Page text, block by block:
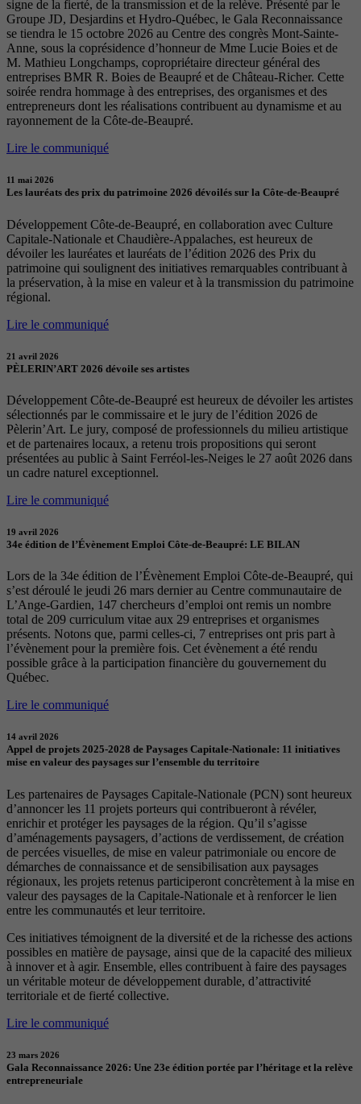
signe de la fierté, de la transmission et de la relève. Présenté par le
Groupe JD, Desjardins et Hydro-Québec, le Gala Reconnaissance
se tiendra le 15 octobre 2026 au Centre des congrès Mont-Sainte-
Anne, sous la coprésidence d’honneur de Mme Lucie Boies et de
M. Mathieu Longchamps, copropriétaire directeur général des
entreprises BMR R. Boies de Beaupré et de Château-Richer. Cette
soirée rendra hommage à des entreprises, des organismes et des
entrepreneurs dont les réalisations contribuent au dynamisme et au
rayonnement de la Côte-de-Beaupré.
Lire le communiqué
11 mai 2026
Les lauréats des prix du patrimoine 2026 dévoilés sur la Côte-de-Beaupré
Développement Côte-de-Beaupré, en collaboration avec Culture
Capitale-Nationale et Chaudière-Appalaches, est heureux de
dévoiler les lauréates et lauréats de l’édition 2026 des Prix du
patrimoine qui soulignent des initiatives remarquables contribuant à
la préservation, à la mise en valeur et à la transmission du patrimoine
régional.
Lire le communiqué
21 avril 2026
PÈLERIN’ART 2026 dévoile ses artistes
Développement Côte-de-Beaupré est heureux de dévoiler les artistes
sélectionnés par le commissaire et le jury de l’édition 2026 de
Pèlerin’Art. Le jury, composé de professionnels du milieu artistique
et de partenaires locaux, a retenu trois propositions qui seront
présentées au public à Saint Ferréol-les-Neiges le 27 août 2026 dans
un cadre naturel exceptionnel.
Lire le communiqué
19 avril 2026
34e édition de l’Évènement Emploi Côte-de-Beaupré: LE BILAN
Lors de la 34e édition de l’Évènement Emploi Côte-de-Beaupré, qui
s’est déroulé le jeudi 26 mars dernier au Centre communautaire de
L’Ange-Gardien, 147 chercheurs d’emploi ont remis un nombre
total de 209 curriculum vitae aux 29 entreprises et organismes
présents. Notons que, parmi celles-ci, 7 entreprises ont pris part à
l’évènement pour la première fois. Cet évènement a été rendu
possible grâce à la participation financière du gouvernement du
Québec.
Lire le communiqué
14 avril 2026
Appel de projets 2025-2028 de Paysages Capitale-Nationale: 11 initiatives
mise en valeur des paysages sur l’ensemble du territoire
Les partenaires de Paysages Capitale-Nationale (PCN) sont heureux
d’annoncer les 11 projets porteurs qui contribueront à révéler,
enrichir et protéger les paysages de la région. Qu’il s’agisse
d’aménagements paysagers, d’actions de verdissement, de création
de percées visuelles, de mise en valeur patrimoniale ou encore de
démarches de connaissance et de sensibilisation aux paysages
régionaux, les projets retenus participeront concrètement à la mise en
valeur des paysages de la Capitale-Nationale et à renforcer le lien
entre les communautés et leur territoire.
Ces initiatives témoignent de la diversité et de la richesse des actions
possibles en matière de paysage, ainsi que de la capacité des milieux
à innover et à agir. Ensemble, elles contribuent à faire des paysages
un véritable moteur de développement durable, d’attractivité
territoriale et de fierté collective.
Lire le communiqué
23 mars 2026
Gala Reconnaissance 2026: Une 23e édition portée par l’héritage et la relève
entrepreneuriale